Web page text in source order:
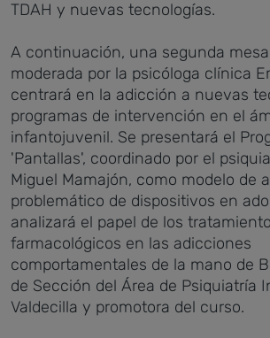
TDAH y nuevas tecnologías.
A continuación, una segunda
moderada por la psicóloga clínica
centrará en la adicción a nuevas
programas de intervención en el
infantojuvenil. Se presentará el
'Pantallas', coordinado por el
Miguel Mamajón, como modelo de
problemático de dispositivos en
analizará el papel de los
farmacológicos en las adicciones
comportamentales de la mano de
de Sección del Área de Psiquiatría
Valdecilla y promotora del curso.